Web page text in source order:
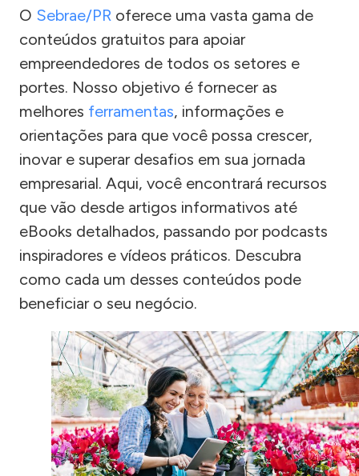
O Sebrae/PR oferece uma vasta gama de
conteúdos gratuitos para apoiar
empreendedores de todos os setores e
portes. Nosso objetivo é fornecer as
melhores ferramentas, informações e
orientações para que você possa crescer,
inovar e superar desafios em sua jornada
empresarial. Aqui, você encontrará recursos
que vão desde artigos informativos até
eBooks detalhados, passando por podcasts
inspiradores e vídeos práticos. Descubra
como cada um desses conteúdos pode
beneficiar o seu negócio.